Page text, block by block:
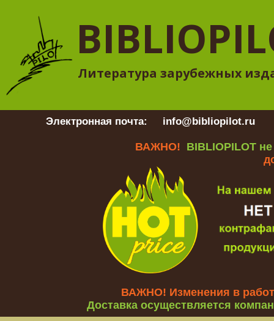
Литература зарубежных
Электронная почта: info@bibliopilot.ru
ВАЖНО! BIBLIOPILOT
ВАЖНО! Изменения в
Доставка осуществляется